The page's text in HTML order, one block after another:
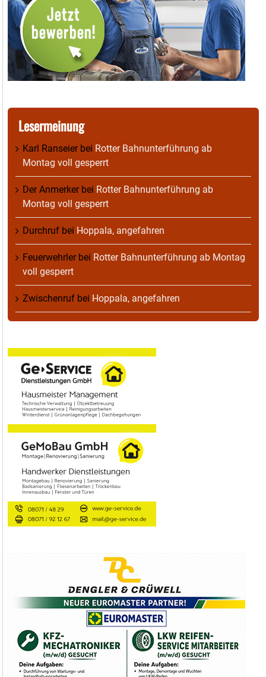
Lesermeinung
Karl Ranseierbei Rotter Bahnunterführung ab
Montag voll gesperrt
Der Anmerkerbei Rotter Bahnunterführung ab
Montag voll gesperrt
Durchruf bei Hoppala, angefahren
Feuerwehrlerbei Rotter Bahnunterführung ab Montag
voll gesperrt
Zwischenruf bei Hoppala, angefahren